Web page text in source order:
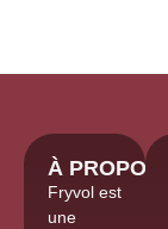
À PROPOS
Fryvol est
une